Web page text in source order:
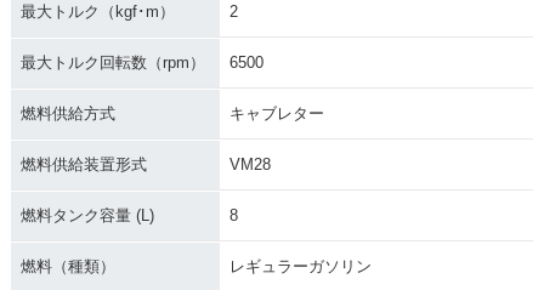
最大トルク（kgf･m） 2
最大トルク回転数（rpm） 6500
燃料供給方式 キャブレター
燃料供給装置形式 VM28
燃料タンク容量 (L) 8
燃料（種類） レギュラーガソリン